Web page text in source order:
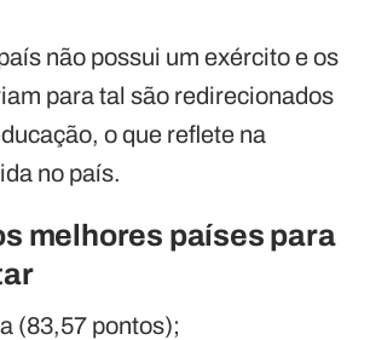
não possui um exército e os
para tal são redirecionados
o que reflete na
no país.
melhores países para
(83,57 pontos);